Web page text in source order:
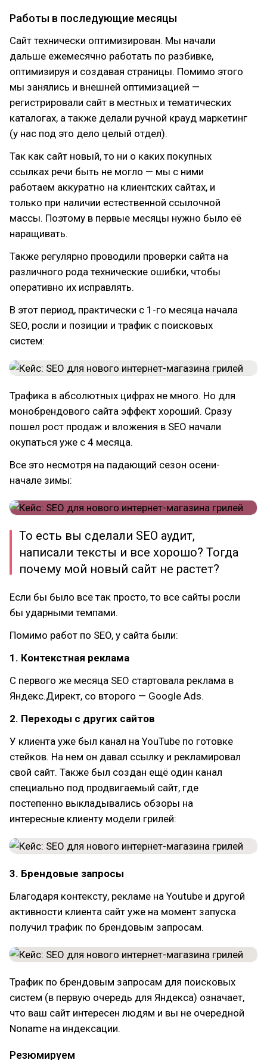
Работы в последующие месяцы
Сайт технически оптимизирован. Мы начали
дальше ежемесячно работать по разбивке,
оптимизируя и создавая страницы. Помимо этого
мы занялись и внешней оптимизацией —
регистрировали сайт в местных и тематических
каталогах, а также делали ручной крауд маркетинг
(у нас под это дело целый отдел).
Так как сайт новый, то ни о каких покупных
ссылках речи быть не могло — мы с ними
работаем аккуратно на клиентских сайтах, и
только при наличии естественной ссылочной
массы. Поэтому в первые месяцы нужно было её
наращивать.
Также регулярно проводили проверки сайта на
различного рода технические ошибки, чтобы
оперативно их исправлять.
В этот период, практически с 1-го месяца начала
SEO, росли и позиции и трафик с поисковых
систем:
Трафика в абсолютных цифрах не много. Но для
монобрендового сайта эффект хороший. Сразу
пошел рост продаж и вложения в SEO начали
окупаться уже с 4 месяца.
Все это несмотря на падающий сезон осени-
начале зимы:
То есть вы сделали SEO аудит,
написали тексты и все хорошо? Тогда
почему мой новый сайт не растет?
Если бы было все так просто, то все сайты росли
бы ударными темпами.
Помимо работ по SEO, у сайта были:
1. Контекстная реклама
С первого же месяца SEO стартовала реклама в
Яндекс.Директ, со второго — Google Ads.
2. Переходы с других сайтов
У клиента уже был канал на YouTube по готовке
стейков. На нем он давал ссылку и рекламировал
свой сайт. Также был создан ещё один канал
специально под продвигаемый сайт, где
постепенно выкладывались обзоры на
интересные клиенту модели грилей:
3. Брендовые запросы
Благодаря контексту, рекламе на Youtube и другой
активности клиента сайт уже на момент запуска
получил трафик по брендовым запросам.
Трафик по брендовым запросам для поисковых
систем (в первую очередь для Яндекса) означает,
что ваш сайт интересен людям и вы не очередной
Noname на индексации.
Резюмируем